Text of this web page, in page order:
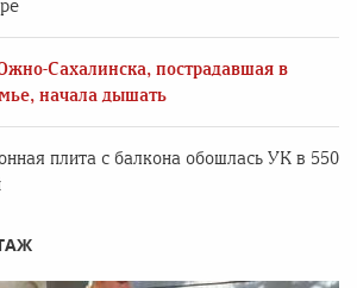
Сахалинска, пострадавшая в
начала дышать
плита с балкона обошлась УК в 550